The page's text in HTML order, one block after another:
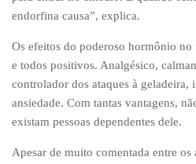
endorfina causa”, explica.
Os efeitos do poderoso hormônio no
e todos positivos. Analgésico,
controlador dos ataques à geladeira,
ansiedade. Com tantas vantagens,
existam pessoas dependentes dele.
Apesar de muito comentada entre os